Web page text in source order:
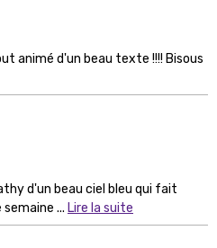
animé d'un beau texte !!!! Bisous
d'un beau ciel bleu qui fait
... Lire la suite